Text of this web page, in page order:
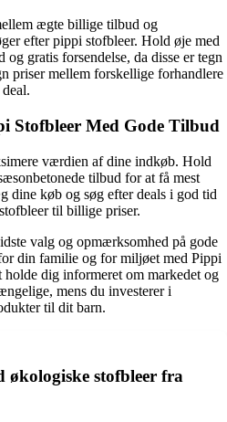
ægte billige tilbud og
efter pippi stofbleer. Hold øje med
gratis forsendelse, da disse er tegn
priser mellem forskellige forhandlere
Stofbleer Med Gode Tilbud
værdien af dine indkøb. Hold
tilbud for at få mest
dine køb og søg efter deals i god tid
til billige priser.
valg og opmærksomhed på gode
din familie og for miljøet med Pippi
dig informeret om markedet og
mens du investerer i
til dit barn.
økologiske stofbleer fra